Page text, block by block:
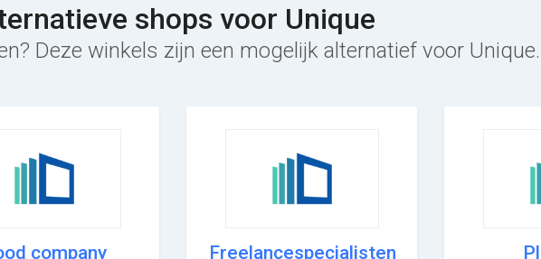
shops voor Unique
Deze winkels zijn een mogelijk alternatief voor Unique.
company Freelancespecialisten